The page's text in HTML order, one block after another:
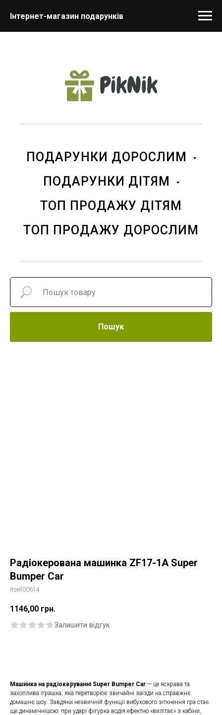
Інтернет-магазин подарунків
ПОДАРУНКИ ДОРОСЛИМ
ПОДАРУНКИ ДІТЯМ
ТОП ПРОДАЖУ ДІТЯМ
ТОП ПРОДАЖУ ДОРОСЛИМ
Пошук
Радіокерована машинка ZF17-1A Super
Bumper Car
itsell00614
1146,00 грн.
Залишити відгук
Машинка на радіокеруванні Super Bumper Car — це яскрава та
захоплива іграшка, яка перетворює звичайні заїзди на справжнє
домашнє шоу. Завдяки незвичній функції вибухового зіткнення гра стає
ще динамічнішою: при ударі фігурка водія ефектно «вилітає» з кабіни,